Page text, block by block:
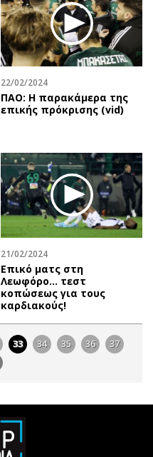
22/02/2024
ΠΑΟ: Η παρακάμερα της
επικής πρόκρισης (vid)
21/02/2024
Επικό ματς στη
Λεωφόρο… τεστ
κοπώσεως για τους
καρδιακούς!
33 34 35 36 37